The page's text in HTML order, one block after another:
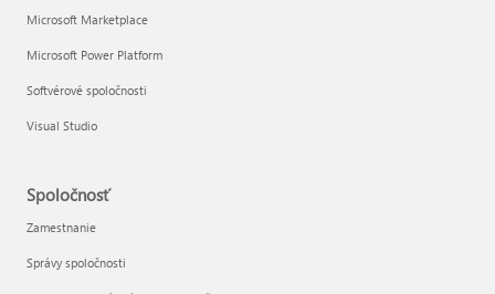
Microsoft Marketplace
Microsoft Power Platform
Softvérové spoločnosti
Visual Studio
Spoločnosť
Zamestnanie
Správy spoločnosti